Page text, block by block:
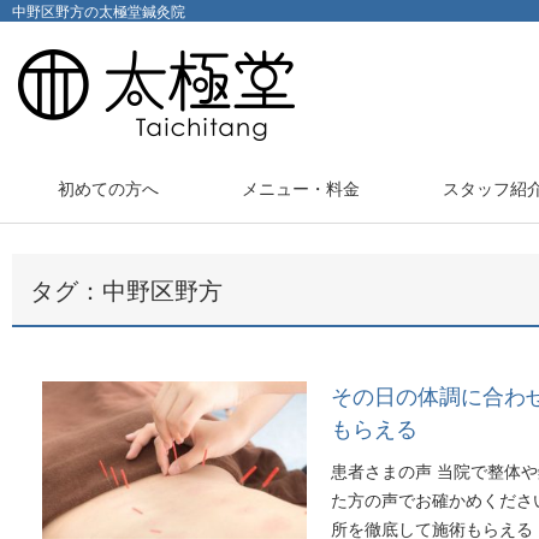
中野区野方の太極堂鍼灸院
初めての方へ メニュー・料金 スタッフ紹
タグ：中野区野方
その日の体調に合わ
もらえる
患者さまの声 当院で整体
た方の声でお確かめくだ
所を徹底して施術もら